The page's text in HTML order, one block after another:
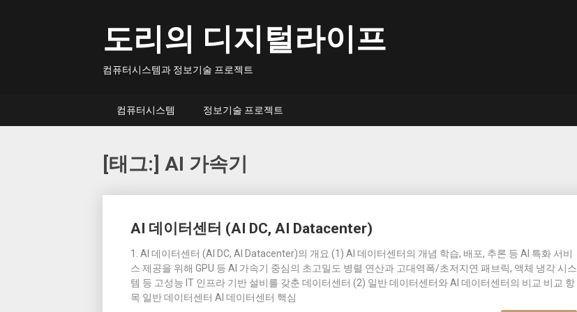
도리의 디지털라이프
컴퓨터시스템과 정보기술 프로젝트
컴퓨터시스템 정보기술 프로젝트
[태그:] AI 가속기
AI 데이터센터 (AI DC, AI Datacenter)
1. AI 데이터센터 (AI DC, AI Datacenter)의 개요 (1) AI 데이터센터의 개념 학습, 배포, 추론 등 AI 특화 서비
스 제공을 위해 GPU 등 AI 가속기 중심의 초고밀도 병렬 연산과 고대역폭/초저지연 패브릭, 액체 냉각 시스
템 등 고성능 IT 인프라 기반 설비를 갖춘 데이터센터 (2) 일반 데이터센터와 AI 데이터센터의 비교 비교 항
목 일반 데이터센터 AI 데이터센터 핵심
navigation